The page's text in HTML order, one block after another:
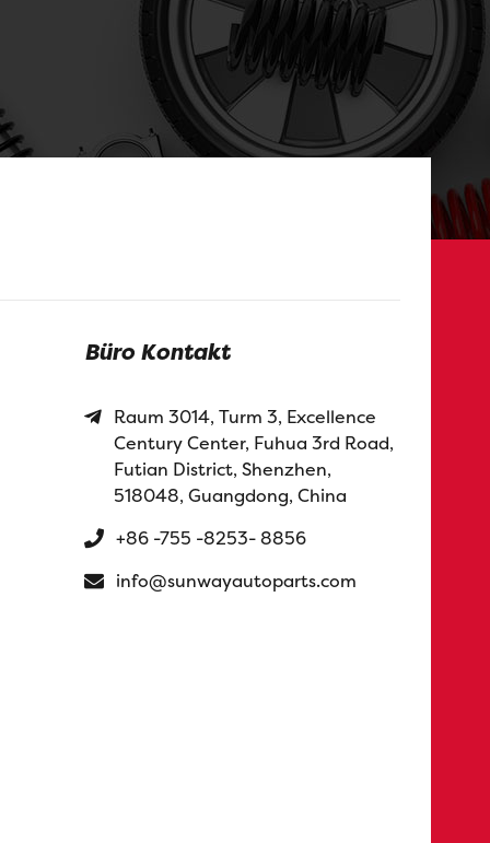
Büro Kontakt
Raum 3014, Turm 3, Excellence
Century Center, Fuhua 3rd Road,
Futian District, Shenzhen,
518048, Guangdong, China
+86 -755 -8253- 8856
info@sunwayautoparts.com